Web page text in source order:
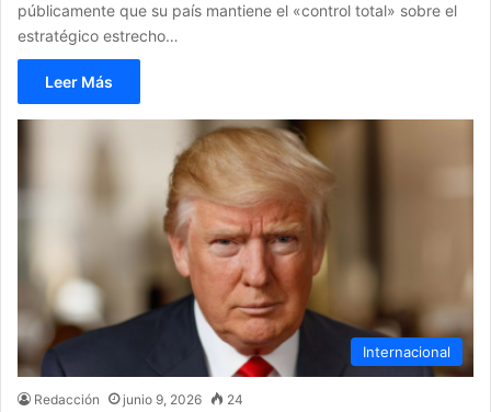
públicamente que su país mantiene el «control total» sobre el
estratégico estrecho…
Leer Más
Internacional
Redacción junio 9, 2026 24